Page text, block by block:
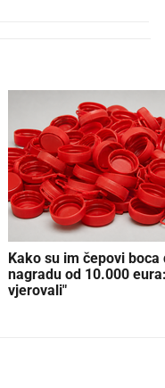
Kako su im čepovi boca
nagradu od 10.000
vjerovali"